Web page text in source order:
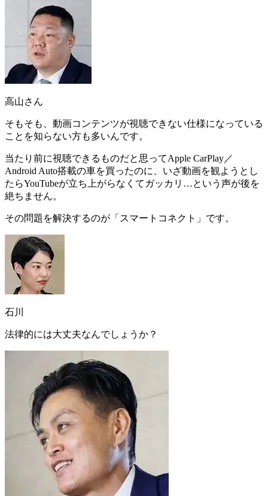
高山さん
そもそも、動画コンテンツが視聴できない仕様になっている
ことを知らない方も多いんです。
当たり前に視聴できるものだと思ってApple CarPlay／
Android Auto搭載の車を買ったのに、 いざ動画を観ようとし
たらYouTubeが立ち上がらなくてガッカリ …という声が後を
絶ちません。
その問題を解決するのが「スマートコネクト」です。
石川
法律的には大丈夫なんでしょうか？